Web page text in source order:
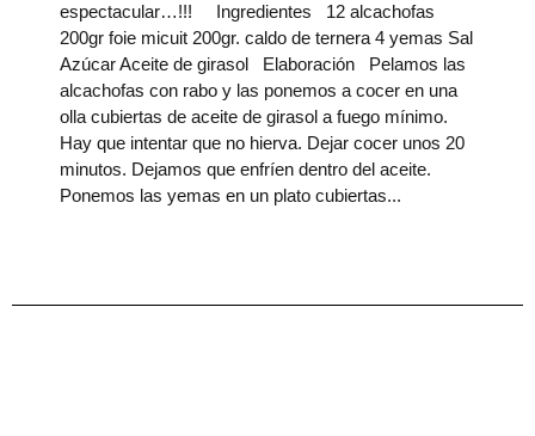
espectacular…!!! Ingredientes 12 alcachofas
200gr foie micuit 200gr. caldo de ternera 4 yemas Sal
Azúcar Aceite de girasol Elaboración Pelamos las
alcachofas con rabo y las ponemos a cocer en una
olla cubiertas de aceite de girasol a fuego mínimo.
Hay que intentar que no hierva. Dejar cocer unos 20
minutos. Dejamos que enfríen dentro del aceite.
Ponemos las yemas en un plato cubiertas